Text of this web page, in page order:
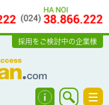
採用をご検討中の企業様